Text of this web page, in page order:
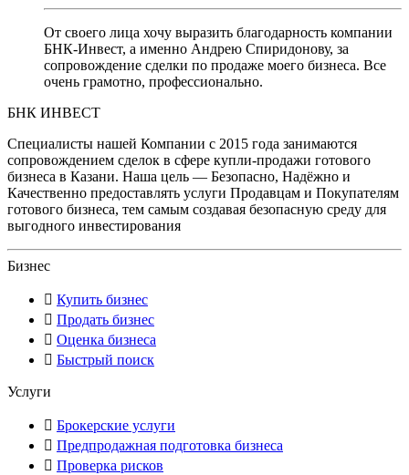
От своего лица хочу выразить благодарность компании
БНК-Инвест, а именно Андрею Спиридонову, за
сопровождение сделки по продаже моего бизнеса. Все
очень грамотно, профессионально.
БНК ИНВЕСТ
Специалисты нашей Компании с 2015 года занимаются
сопровождением сделок в сфере купли-продажи готового
бизнеса в Казани. Наша цель — Безопасно, Надёжно и
Качественно предоставлять услуги Продавцам и Покупателям
готового бизнеса, тем самым создавая безопасную среду для
выгодного инвестирования
Бизнес
Купить бизнес
Продать бизнес
Оценка бизнеса
Быстрый поиск
Услуги
Брокерские услуги
Предпродажная подготовка бизнеса
Проверка рисков